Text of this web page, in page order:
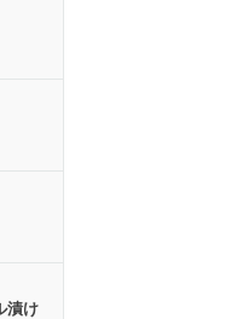
漬け